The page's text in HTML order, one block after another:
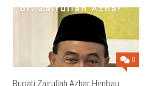
0
Bupati Zairullah Azhar Himbau